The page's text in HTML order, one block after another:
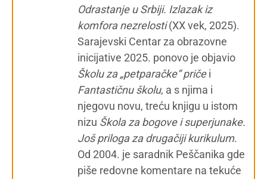
Odrastanje u Srbiji. Izlazak iz
komfora nezrelosti(XX vek, 2025).
Sarajevski Centar za obrazovne
inicijative 2025. ponovo je objavio
Školu za „petparačke“ pričei
Fantastičnu školu, a s njima i
njegovu novu, treću knjigu u istom
nizu Škola za bogove i superjunake.
Još priloga za drugačiji kurikulum.
Od 2004. je saradnik Peščanika gde
piše redovne komentare na tekuće